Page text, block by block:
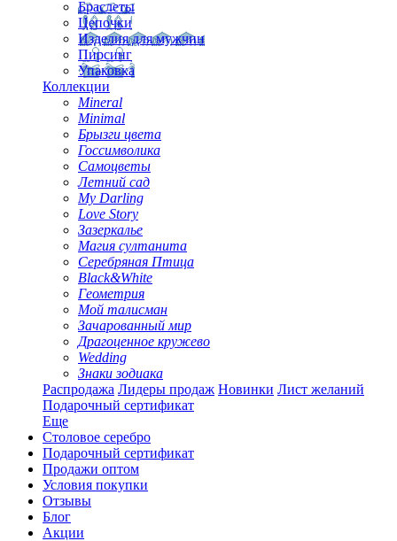
Браслеты
Цепочки
Изделия для мужчин
Пирсинг
Упаковка
Коллекции
Mineral
Minimal
Брызги цвета
Госсимволика
Самоцветы
Летний сад
My Darling
Love Story
Зазеркалье
Магия султанита
Серебряная Птица
Black&White
Геометрия
Мой талисман
Зачарованный мир
Драгоценное кружево
Wedding
Знаки зодиака
Распродажа Лидеры продаж Новинки Лист желаний
Подарочный сертификат
Еще
Столовое серебро
Подарочный сертификат
Продажи оптом
Условия покупки
Отзывы
Блог
Акции